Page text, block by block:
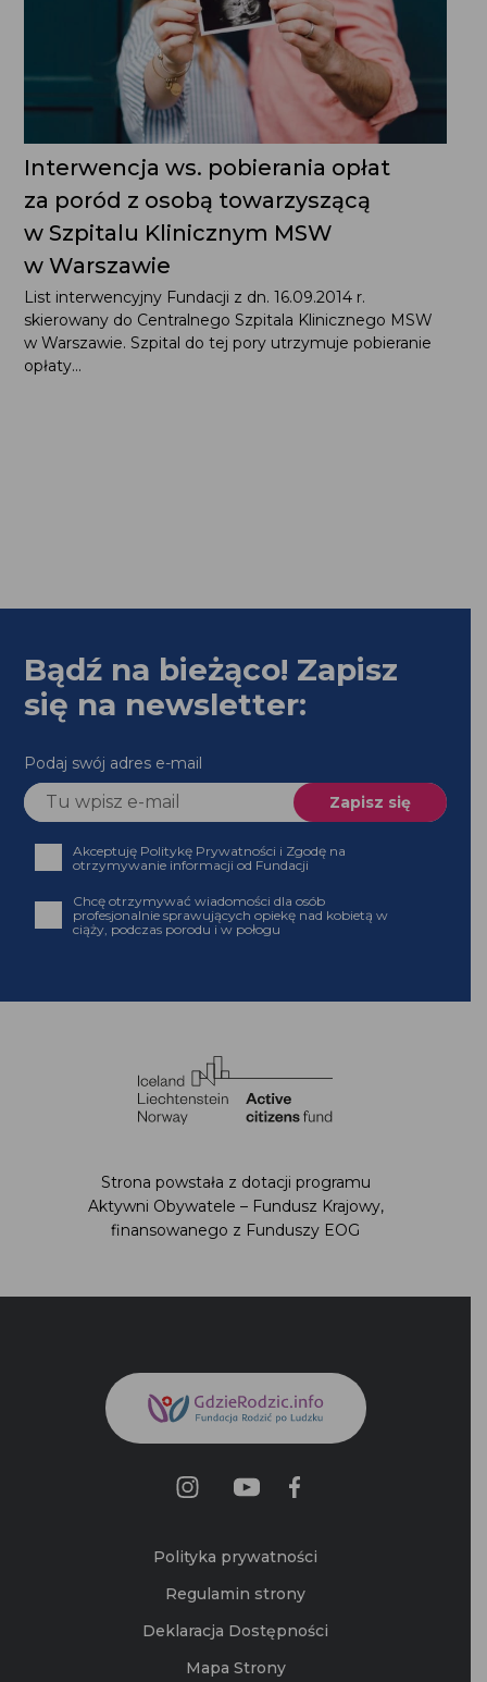
Interwencja ws. pobierania opłat
za poród z osobą towarzyszącą
w Szpitalu Klinicznym MSW
w Warszawie
List interwencyjny Fundacji z dn. 16.09.2014 r. skierowany
do Centralnego Szpitala Klinicznego MSW w Warszawie.
Szpital do tej pory utrzymuje pobieranie opłaty...
Bądź na bieżąco! Zapisz
się na newsletter:
Podaj swój adres e-mail
Akceptuję Politykę Prywatności i Zgodę na
otrzymywanie informacji od Fundacji
Chcę otrzymywać wiadomości dla osób profesjonalnie
sprawujących opiekę nad kobietą w ciąży, podczas
porodu i w połogu
Strona powstała z dotacji programu Aktywni
finansowanego z Funduszy EOG